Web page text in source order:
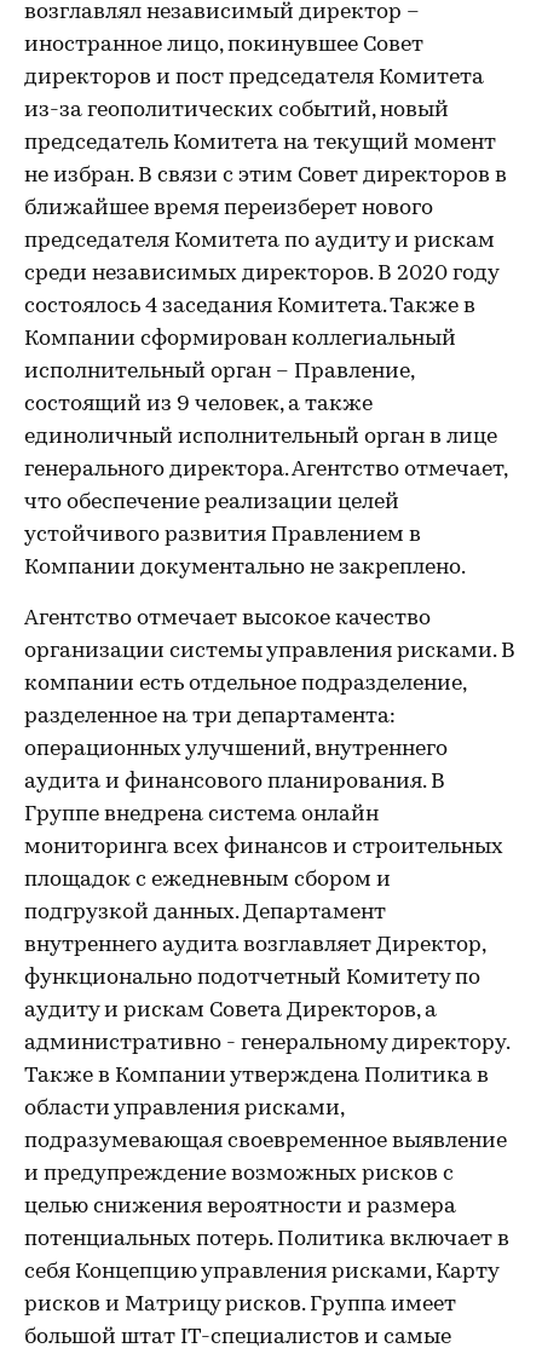
возглавлял независимый директор –
иностранное лицо, покинувшее Совет
директоров и пост председателя Комитета
из-за геополитических событий, новый
председатель Комитета на текущий момент
не избран. В связи с этим Совет директоров в
ближайшее время переизберет нового
председателя Комитета по аудиту и рискам
среди независимых директоров. В 2020 году
состоялось 4 заседания Комитета. Также в
Компании сформирован коллегиальный
исполнительный орган – Правление,
состоящий из 9 человек, а также
единоличный исполнительный орган в лице
генерального директора. Агентство отмечает,
что обеспечение реализации целей
устойчивого развития Правлением в
Компании документально не закреплено.
Агентство отмечает высокое качество
организации системы управления рисками. В
компании есть отдельное подразделение,
разделенное на три департамента:
операционных улучшений, внутреннего
аудита и финансового планирования. В
Группе внедрена система онлайн
мониторинга всех финансов и строительных
площадок с ежедневным сбором и
подгрузкой данных. Департамент
внутреннего аудита возглавляет Директор,
функционально подотчетный Комитету по
аудиту и рискам Совета Директоров, а
административно - генеральному директору.
Также в Компании утверждена Политика в
области управления рисками,
подразумевающая своевременное выявление
и предупреждение возможных рисков с
целью снижения вероятности и размера
потенциальных потерь. Политика включает в
себя Концепцию управления рисками, Карту
рисков и Матрицу рисков. Группа имеет
большой штат IT-специалистов и самые